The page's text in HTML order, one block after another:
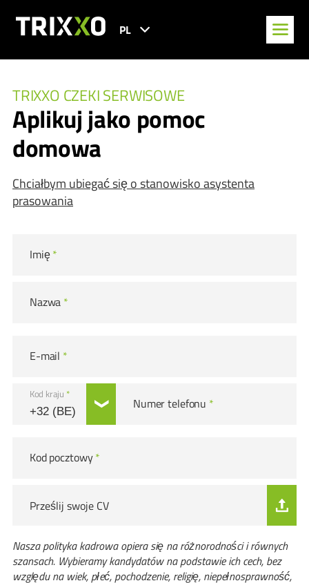
PL
TRIXXO CZEKI SERWISOWE
Aplikuj jako pomoc
domowa
Chciałbym ubiegać się o stanowisko asystenta
prasowania
Imię*
Nazwa *
E-mail *
Kod kraju *
Numer telefonu *
Kod pocztowy*
Prześlij swoje CV
Nasza polityka kadrowa opiera się na różnorodności i równych
szansach. Wybieramy kandydatów na podstawie ich cech, bez
względu na wiek, płeć, pochodzenie, religię, niepełnosprawność,